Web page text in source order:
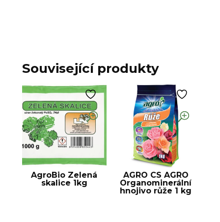
Související produkty
AgroBio Zelená
skalice 1kg
AGRO CS AGRO
Organominerální
hnojivo růže 1 kg